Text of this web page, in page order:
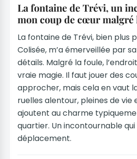
La fontaine de Trévi, un
mon coup de cœur malgré
La fontaine de Trévi, bien plus
Colisée, m’a émerveillée par
détails. Malgré la foule,
vraie magie. Il faut jouer des
approcher, mais cela en vaut
ruelles alentour, pleines de vie
ajoutent au charme
quartier. Un incontournable
déplacement.